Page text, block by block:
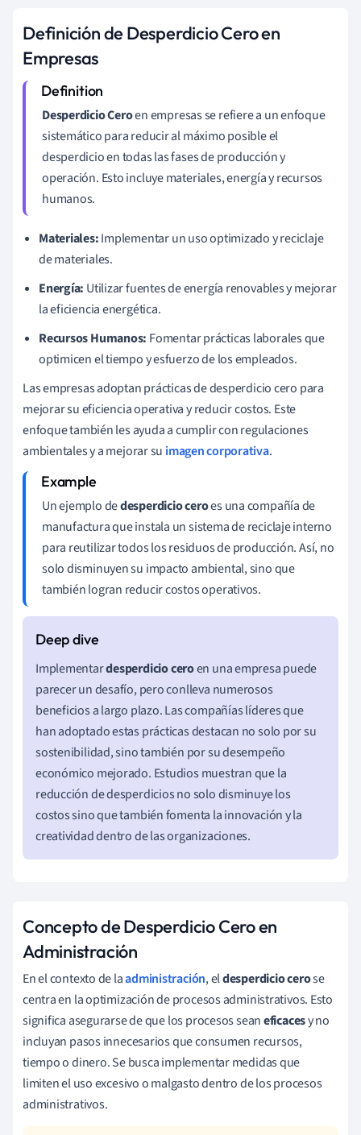
Definición de Desperdicio Cero en
Empresas
Desperdicio Ceroen empresas se refiere a un enfoque
sistemático para reducir al máximo posible el
desperdicio en todas las fases de producción y
operación. Esto incluye materiales, energía y recursos
humanos.
Materiales:Implementar un uso optimizado y reciclaje
de materiales.
Energía: Utilizar fuentes de energía renovables y mejorar
la eficiencia energética.
Recursos Humanos: Fomentar prácticas laborales que
optimicen el tiempo y esfuerzo de los empleados.
Las empresas adoptan prácticas de desperdicio cero para
mejorar su eficiencia operativa y reducir costos. Este
enfoque también les ayuda a cumplir con regulaciones
ambientales y a mejorar su imagen corporativa.
Un ejemplo dedesperdicio ceroes una compañía de
manufactura que instala un sistema de reciclaje interno
para reutilizar todos los residuos de producción. Así, no
solo disminuyen su impacto ambiental, sino que
también logran reducir costos operativos.
Implementardesperdicio ceroen una empresa puede
parecer un desafío, pero conlleva numerosos
beneficios a largo plazo. Las compañías líderes que
han adoptado estas prácticas destacan no solo por su
sostenibilidad, sino también por su desempeño
económico mejorado. Estudios muestran que la
reducción de desperdicios no solo disminuye los
costos sino que también fomenta la innovación y la
creatividad dentro de las organizaciones.
Concepto de Desperdicio Cero en
Administración
En el contexto de laadministración, eldesperdicio cerose
centra en la optimización de procesos administrativos. Esto
significa asegurarse de que los procesos seaneficacesy no
incluyan pasos innecesarios que consumen recursos,
tiempo o dinero. Se busca implementar medidas que
limiten el uso excesivo o malgasto dentro de los procesos
administrativos.